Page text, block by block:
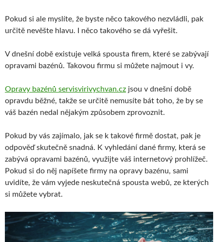
Pokud si ale myslíte, že byste něco takového nezvládli, pak
určitě nevěšte hlavu. I něco takového se dá vyřešit.
V dnešní době existuje velká spousta firem, které se zabývají
opravami bazénů. Takovou firmu si můžete najmout i vy.
Opravy bazénů servisvirivychvan.cz jsou v dnešní době
opravdu běžné, takže se určitě nemusíte bát toho, že by se
váš bazén nedal nějakým způsobem zprovoznit.
Pokud by vás zajímalo, jak se k takové firmě dostat, pak je
odpověď skutečně snadná. K vyhledání dané firmy, která se
zabývá opravami bazénů, využijte váš internetový prohlížeč.
Pokud si do něj napíšete firmy na opravy bazénu, sami
uvidíte, že vám vyjede neskutečná spousta webů, ze kterých
si můžete vybrat.